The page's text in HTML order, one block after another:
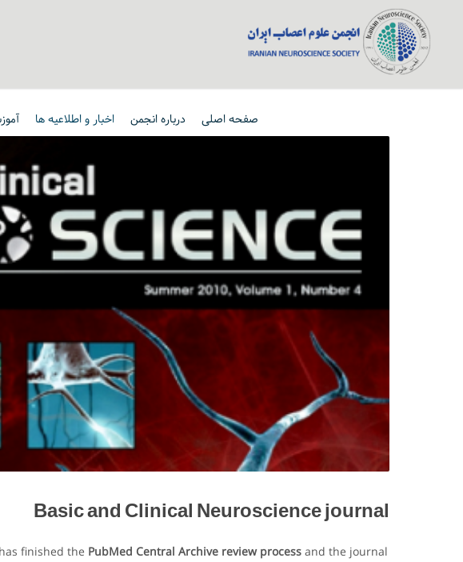
صفحه اصلی درباره انجمن اخبار و اطلاعیه ها
Basic and Clinical Neuroscience journal
has finished the PubMed Central Archive review processand the journal